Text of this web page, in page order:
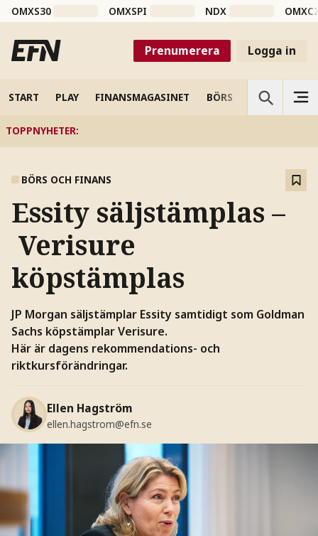
OMXS30 OMXSPI NDX
Prenumerera Logga in
START PLAY FINANSMAGASINET BÖRS VETENSKAP
TOPPNYHETER:
BÖRS OCH FINANS
Essity säljstämplas –
Verisure
köpstämplas
JP Morgan säljstämplar Essity samtidigt som Goldman
Sachs köpstämplar Verisure.
Här är dagens rekommendations- och
riktkursförändringar.
Ellen Hagström
ellen.hagstrom@efn.se